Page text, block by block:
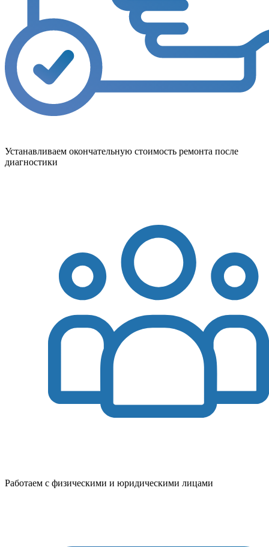
Устанавливаем окончательную стоимость ремонта после
диагностики
Работаем с физическими и юридическими лицами